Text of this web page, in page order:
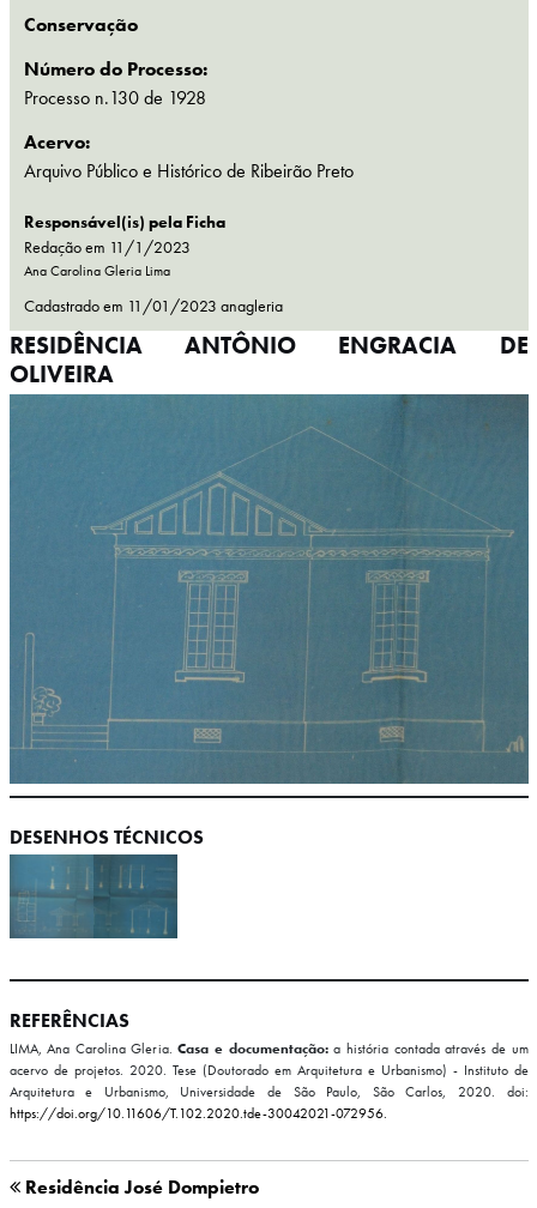
Conservação
Número do Processo:
Processo n.130 de 1928
Acervo:
Arquivo Público e Histórico de Ribeirão Preto
Responsável(is) pela Ficha
Redação em 11/1/2023
Ana Carolina Gleria Lima
Cadastrado em 11/01/2023 anagleria
RESIDÊNCIA ANTÔNIO ENGRACIA DE
OLIVEIRA
DESENHOS TÉCNICOS
REFERÊNCIAS
LIMA, Ana Carolina Gleria.Casa e documentação:a história contada através de um
acervo de projetos. 2020. Tese (Doutorado em Arquitetura e Urbanismo) - Instituto de
Arquitetura e Urbanismo, Universidade de São Paulo, São Carlos, 2020. doi:
https://doi.org/10.11606/T.102.2020.tde-30042021-072956.
Residência José Dompietro